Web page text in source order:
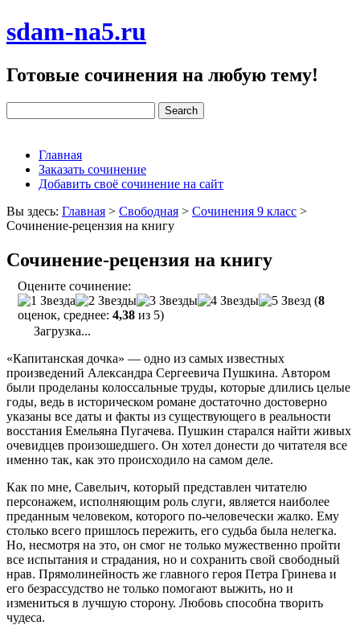
sdam-na5.ru
Готовые сочинения на любую тему!
Главная
Заказать сочинение
Добавить своё сочинение на сайт
Вы здесь: Главная > Свободная > Сочинения 9 класс >
Сочинение-рецензия на книгу
Сочинение-рецензия на книгу
Оцените сочинение:
(8
оценок, среднее: 4,38 из 5)
Загрузка...
«Капитанская дочка» — одно из самых известных
произведений Александра Сергеевича Пушкина. Автором
были проделаны колоссальные труды, которые длились целые
годы, ведь в историческом романе достаточно достоверно
указаны все даты и факты из существующего в реальности
восстания Емельяна Пугачева. Пушкин старался найти живых
очевидцев произошедшего. Он хотел донести до читателя все
именно так, как это происходило на самом деле.
Как по мне, Савельич, который представлен читателю
персонажем, исполняющим роль слуги, является наиболее
преданным человеком, которого по-человечески жалко. Ему
столько всего пришлось пережить, его судьба была нелегка.
Но, несмотря на это, он смог не только мужественно пройти
все испытания и страдания, но и сохранить свой свободный
нрав. Прямолинейность же главного героя Петра Гринева и
его безрассудство не только помогают выжить, но и
измениться в лучшую сторону. Любовь способна творить
чудеса.